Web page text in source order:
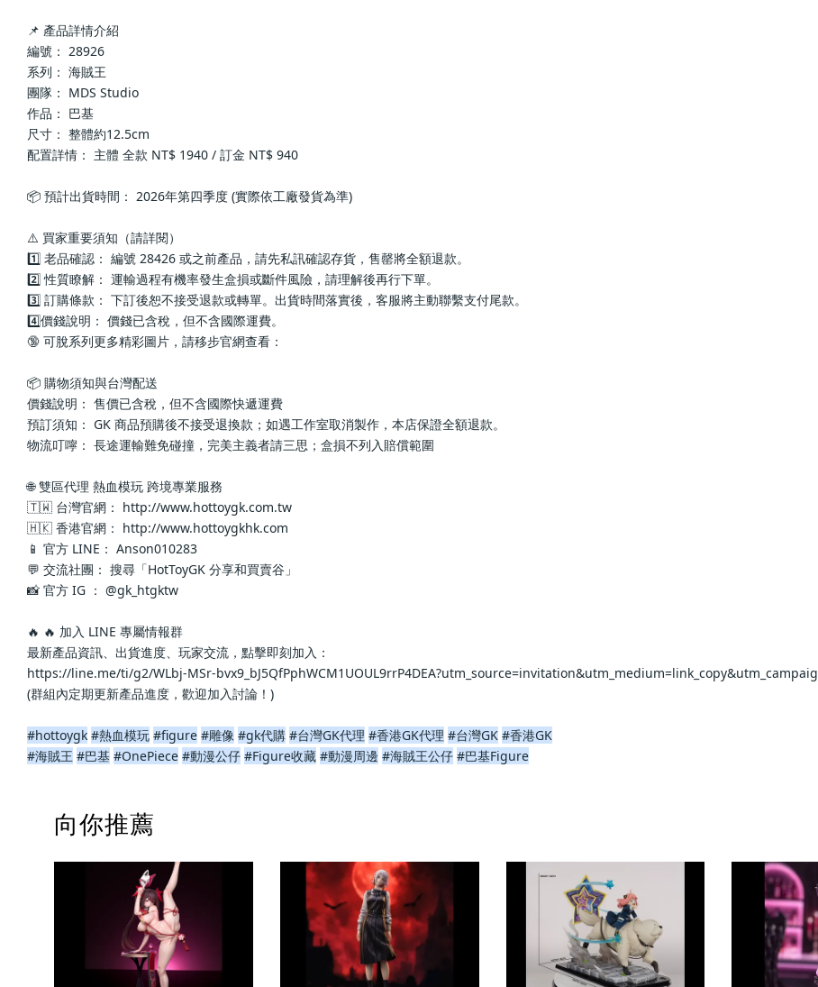
📌 產品詳情介紹
編號： 28926
系列： 海賊王
團隊： MDS Studio
作品： 巴基
尺寸： 整體約12.5cm
配置詳情： 主體 全款 NT$ 1940 / 訂金 NT$ 940
📦 預計出貨時間： 2026年第四季度 (實際依工廠發貨為準)
⚠️ 買家重要須知（請詳閱）
1️⃣ 老品確認： 編號 28426 或之前產品，請先私訊確認存貨，售罄將全額退款。
2️⃣ 性質瞭解： 運輸過程有機率發生盒損或斷件風險，請理解後再行下單。
3️⃣ 訂購條款： 下訂後恕不接受退款或轉單。出貨時間落實後，客服將主動聯繫支付尾款。
4️⃣價錢說明： 價錢已含稅，但不含國際運費。
🔞 可脫系列更多精彩圖片，請移步官網查看：
📦 購物須知與台灣配送
價錢說明： 售價已含稅，但不含國際快遞運費
預訂須知： GK 商品預購後不接受退換款；如遇工作室取消製作，本店保證全額退款。
物流叮嚀： 長途運輸難免碰撞，完美主義者請三思；盒損不列入賠償範圍
🌐 雙區代理 熱血模玩 跨境專業服務
🇹🇼 台灣官網： http://www.hottoygk.com.tw
🇭🇰 香港官網： http://www.hottoygkhk.com
📱 官方 LINE： Anson010283
💬 交流社團： 搜尋「HotToyGK 分享和買賣谷」
📸 官方 IG ： @gk_htgktw
🔥 🔥 加入 LINE 專屬情報群
最新產品資訊、出貨進度、玩家交流，點擊即刻加入：
https://line.me/ti/g2/WLbj-MSr-
(群組內定期更新產品進度，歡迎加入討論！)
#hottoygk #熱血模玩 #figure #雕像 #gk代購 #台灣GK代理 #香港GK代理 #台灣GK #香港GK
#海賊王 #巴基 #OnePiece #動漫公仔 #Figure收藏 #動漫周邊 #海賊王公仔 #巴基Figure
向你推薦